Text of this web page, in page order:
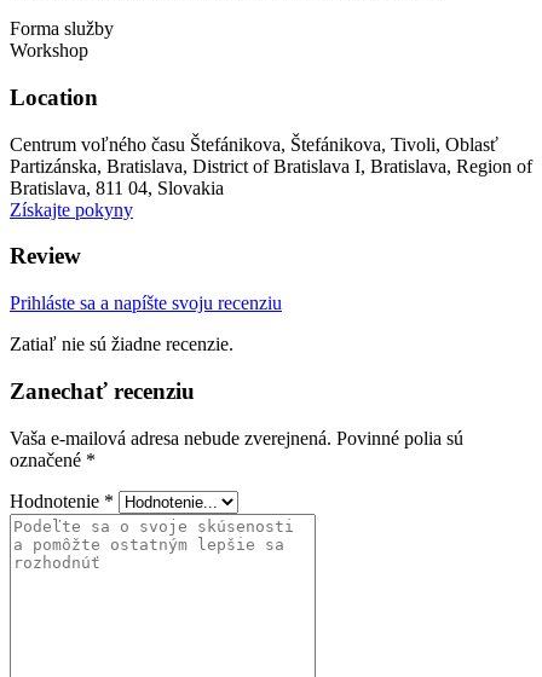
Forma služby
Workshop
Location
Centrum voľného času Štefánikova, Štefánikova, Tivoli, Oblasť
Partizánska, Bratislava, District of Bratislava I, Bratislava, Region of
Bratislava, 811 04, Slovakia
Získajte pokyny
Review
Prihláste sa a napíšte svoju recenziu
Zatiaľ nie sú žiadne recenzie.
Zanechať recenziu
Vaša e-mailová adresa nebude zverejnená. Povinné polia sú
označené *
Hodnotenie *